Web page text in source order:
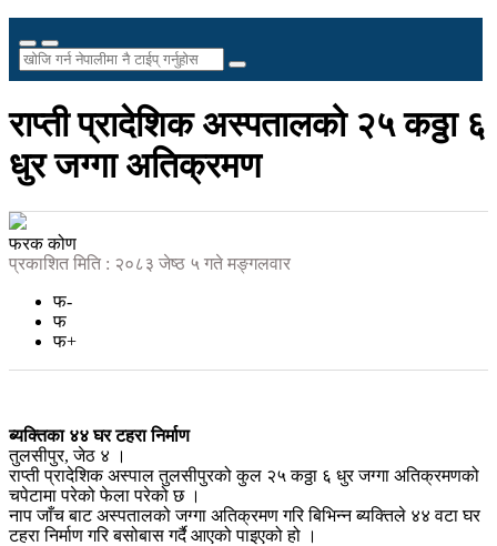
राप्ती प्रादेशिक अस्पतालको २५ कठ्ठा ६
धुर जग्गा अतिक्रमण
फरक कोण
प्रकाशित मिति : २०८३ जेष्ठ ५ गते मङ्गलवार
फ-
फ
फ+
ब्यक्तिका ४४ घर टहरा निर्माण
तुलसीपुर, जेठ ४ ।
राप्ती प्रादेशिक अस्पाल तुलसीपुरको कुल २५ कठ्ठा ६ धुर जग्गा अतिक्रमणको
चपेटामा परेको फेला परेको छ ।
नाप जाँच बाट अस्पतालको जग्गा अतिक्रमण गरि बिभिन्न ब्यक्तिले ४४ वटा घर
टहरा निर्माण गरि बसोबास गर्दै आएको पाइएको हो ।